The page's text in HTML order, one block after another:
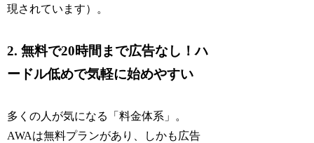
現されています）。
2. 無料で20時間まで広告なし！ハ
ードル低めで気軽に始めやすい
多くの人が気になる「料金体系」。
AWAは無料プランがあり、しかも広告